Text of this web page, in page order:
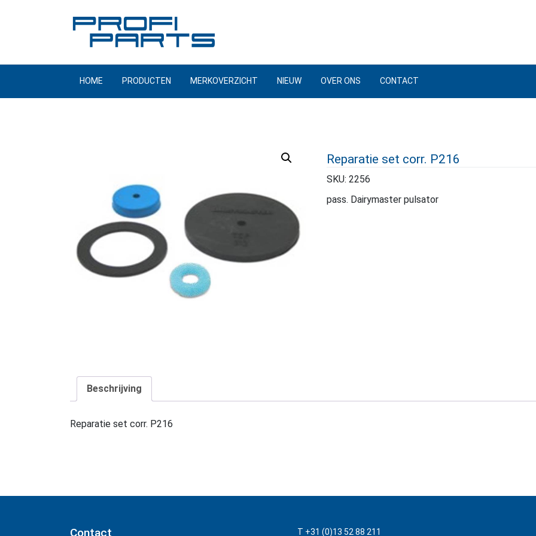
HOME PRODUCTEN MERKOVERZICHT NIEUW OVER ONS CONTACT
Reparatie set corr. P216
SKU: 2256
pass. Dairymaster pulsator
Beschrijving
Reparatie set corr. P216
Contact T +31 (0)13 52 88 211